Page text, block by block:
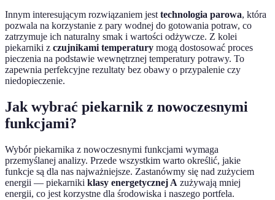
Innym interesującym rozwiązaniem jest technologia parowa, która
pozwala na korzystanie z pary wodnej do gotowania potraw, co
zatrzymuje ich naturalny smak i wartości odżywcze. Z kolei
piekarniki z czujnikami temperatury mogą dostosować proces
pieczenia na podstawie wewnętrznej temperatury potrawy. To
zapewnia perfekcyjne rezultaty bez obawy o przypalenie czy
niedopieczenie.
Jak wybrać piekarnik z nowoczesnymi
funkcjami?
Wybór piekarnika z nowoczesnymi funkcjami wymaga
przemyślanej analizy. Przede wszystkim warto określić, jakie
funkcje są dla nas najważniejsze. Zastanówmy się nad zużyciem
energii — piekarniki klasy energetycznej A zużywają mniej
energii, co jest korzystne dla środowiska i naszego portfela.